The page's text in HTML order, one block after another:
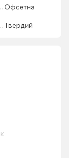
Офсетна
Твердий